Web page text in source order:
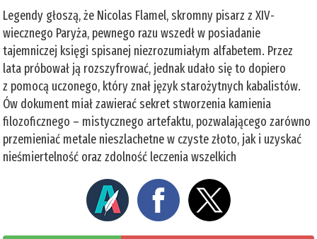
Legendy głoszą, że Nicolas Flamel, skromny pisarz z XIV-
wiecznego Paryża, pewnego razu wszedł w posiadanie
tajemniczej księgi spisanej niezrozumiałym alfabetem. Przez
lata próbował ją rozszyfrować, jednak udało się to dopiero
z pomocą uczonego, który znał język starożytnych kabalistów.
Ów dokument miał zawierać sekret stworzenia kamienia
filozoficznego – mistycznego artefaktu, pozwalającego zarówno
przemieniać metale nieszlachetne w czyste złoto, jak i uzyskać
nieśmiertelność oraz zdolność leczenia wszelkich